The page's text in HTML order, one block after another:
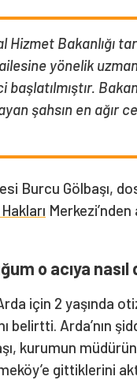
Hizmet Bakanlığı
yönelik
başlatılmıştır.
şahsın en ağır
Burcu Gölbaşı,
o acıya nasıl
için 2 yaşında
belirtti. Arda’nın
kurumun
gittiklerini